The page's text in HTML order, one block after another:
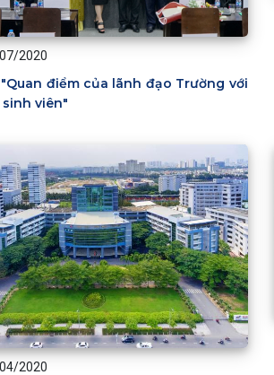
2020
điểm của lãnh đạo Trường với
viên"
2020